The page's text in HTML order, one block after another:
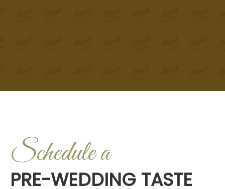
Schedule a
PRE-WEDDING TASTE